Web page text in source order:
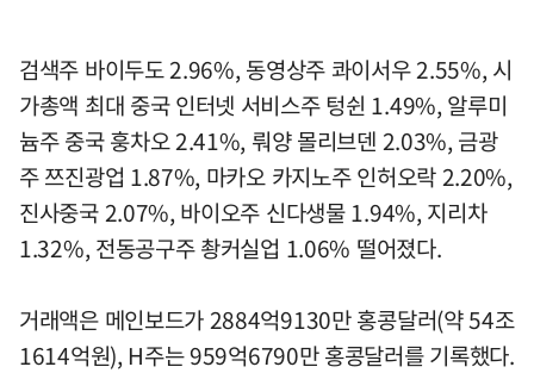
검색주 바이두도 2.96%, 동영상주 콰이서우 2.55%, 시
가총액 최대 중국 인터넷 서비스주 텅쉰 1.49%, 알루미
늄주 중국 훙차오 2.41%, 뤄양 몰리브덴 2.03%, 금광
주 쯔진광업 1.87%, 마카오 카지노주 인허오락 2.20%,
진사중국 2.07%, 바이오주 신다생물 1.94%, 지리차
1.32%, 전동공구주 촹커실업 1.06% 떨어졌다.
거래액은 메인보드가 2884억9130만 홍콩달러(약 54조
1614억원), H주는 959억6790만 홍콩달러를 기록했다.